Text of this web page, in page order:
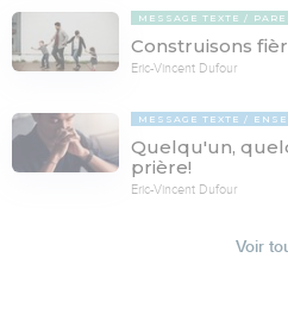
MESSAGE TEXTE
Construisons
Eric-Vincent Dufour
MESSAGE TEXTE
Quelqu'un,
prière!
Eric-Vincent Dufour
Voir